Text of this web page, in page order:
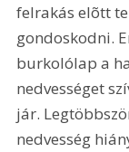
felrakás elõtt
gondoskodni.
burkolólap a
nedvességet
jár.
nedvesség